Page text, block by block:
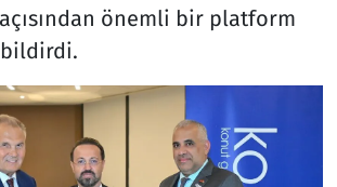
önemli bir platform